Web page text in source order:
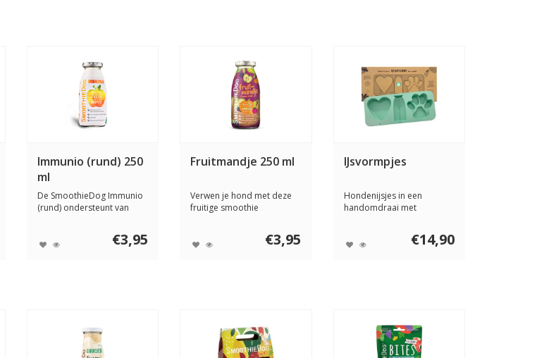
Immunio (rund) 250
ml
De SmoothieDog Immunio
(rund) ondersteunt van
€3,95
Fruitmandje 250 ml
Verwen je hond met deze
fruitige smoothie
€3,95
IJsvormpjes
Hondenijsjes in een
handomdraai met
€14,90